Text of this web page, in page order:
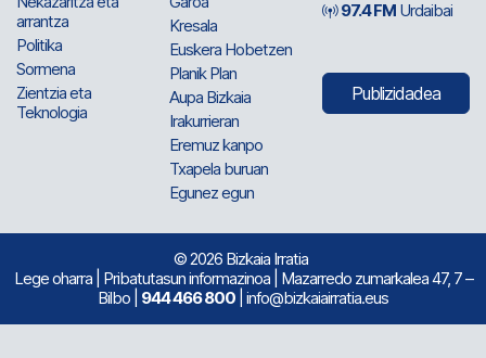
arrantza
Politika
Sormena
Zientzia eta
Teknologia
Kresala
Euskera Hobetzen
Planik Plan
Aupa Bizkaia
Irakurrieran
Eremuz kanpo
Txapela buruan
Egunez egun
97.4 FM Urdaibai
Publizidadea
© 2026 Bizkaia Irratia
Lege oharra| Pribatutasun informazinoa| Mazarredo zumarkalea 47, 7 –
Bilbo | 944 466 800 | info@bizkaiairratia.eus